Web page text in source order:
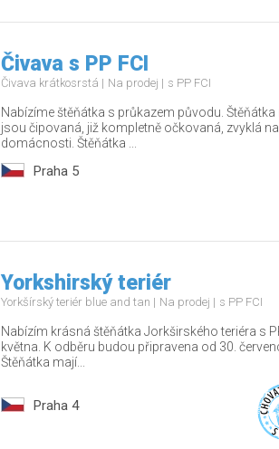
Čivava s PP FCI
Čivava krátkosrstá Na prodej s PP FCI
Nabízíme štěňátka s průkazem původu. Štěňátka
jsou čipovaná, již kompletně očkovaná, zvyklá
domácnosti. Štěňátka ...
Praha 5
Yorkshirský teriér
Yorkšírský teriér blue and tan Na prodej s PP FCI
Nabízím krásná štěňátka Jorkširského teriéra s
května. K odběru budou připravena od 30.
Štěňátka mají...
Praha 4